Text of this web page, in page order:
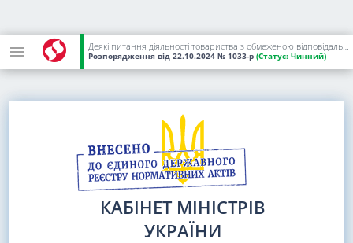
Деякі питання діяльності товариства з обмеженою відповідальністю "Кременчуцька ТЕЦ"
Розпорядження від 22.10.2024 № 1033-р (Статус: Чинний)
КАБІНЕТ МІНІСТРІВ
УКРАЇНИ